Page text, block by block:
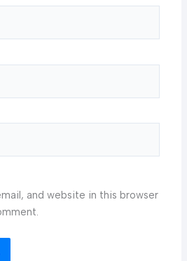
and website in this browser